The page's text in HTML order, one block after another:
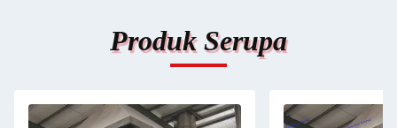
Produk Serupa